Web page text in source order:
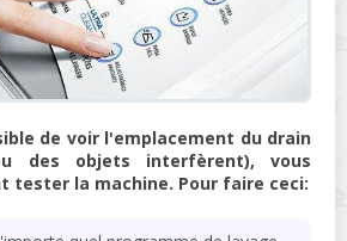
de voir l'emplacement du drain
des objets interfèrent), vous
tester la machine. Pour faire ceci: